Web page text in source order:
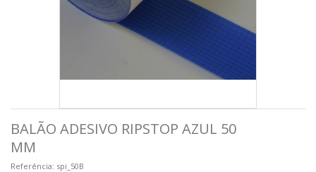
BALÃO ADESIVO RIPSTOP AZUL 50
MM
Referência: spi_50B